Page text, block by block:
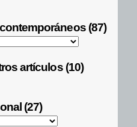
(87)
artículos (10)
(27)